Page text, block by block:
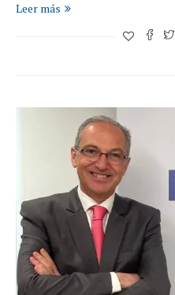
Leer más